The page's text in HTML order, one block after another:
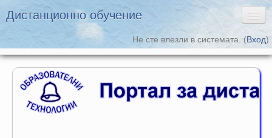
Дистанционно обучение
Не сте влезли в системата. (Вход)
Дистанционно обучение